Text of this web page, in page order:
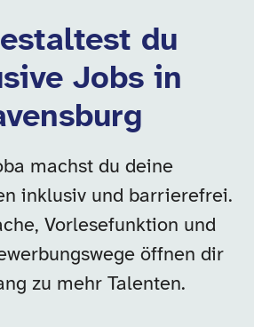
du
Jobs in
machst du deine
inklusiv und barrierefrei.
Vorlesefunktion und
öffnen dir
zu mehr Talenten.